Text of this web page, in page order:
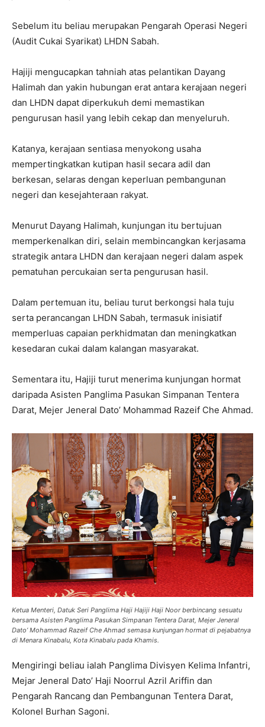
Sebelum itu beliau merupakan Pengarah Operasi Negeri
(Audit Cukai Syarikat) LHDN Sabah.
Hajiji mengucapkan tahniah atas pelantikan Dayang
Halimah dan yakin hubungan erat antara kerajaan negeri
dan LHDN dapat diperkukuh demi memastikan
pengurusan hasil yang lebih cekap dan menyeluruh.
Katanya, kerajaan sentiasa menyokong usaha
mempertingkatkan kutipan hasil secara adil dan
berkesan, selaras dengan keperluan pembangunan
negeri dan kesejahteraan rakyat.
Menurut Dayang Halimah, kunjungan itu bertujuan
memperkenalkan diri, selain membincangkan kerjasama
strategik antara LHDN dan kerajaan negeri dalam aspek
pematuhan percukaian serta pengurusan hasil.
Dalam pertemuan itu, beliau turut berkongsi hala tuju
serta perancangan LHDN Sabah, termasuk inisiatif
memperluas capaian perkhidmatan dan meningkatkan
kesedaran cukai dalam kalangan masyarakat.
Sementara itu, Hajiji turut menerima kunjungan hormat
daripada Asisten Panglima Pasukan Simpanan Tentera
Darat, Mejer Jeneral Dato’ Mohammad Razeif Che Ahmad.
Ketua Menteri, Datuk Seri Panglima Haji Hajiji Haji Noor berbincang sesuatu
bersama Asisten Panglima Pasukan Simpanan Tentera Darat, Mejer Jeneral
Dato’ Mohammad Razeif Che Ahmad semasa kunjungan hormat di pejabatnya
di Menara Kinabalu, Kota Kinabalu pada Khamis.
Mengiringi beliau ialah Panglima Divisyen Kelima Infantri,
Mejar Jeneral Dato’ Haji Noorrul Azril Ariffin dan
Pengarah Rancang dan Pembangunan Tentera Darat,
Kolonel Burhan Sagoni.